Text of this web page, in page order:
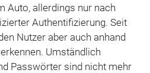
Auto, allerdings nur nach
Authentifizierung. Seit
Nutzer aber auch anhand
Umständlich
Passwörter sind nicht mehr